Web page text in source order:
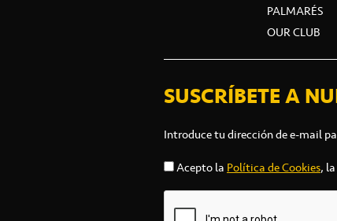
PALMARÉS
OUR CLUB
SUSCRÍBETE A
Introduce tu dirección de e-mail
Acepto laPolítica de Cookies, la